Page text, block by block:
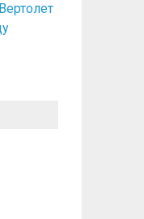
Вертолет